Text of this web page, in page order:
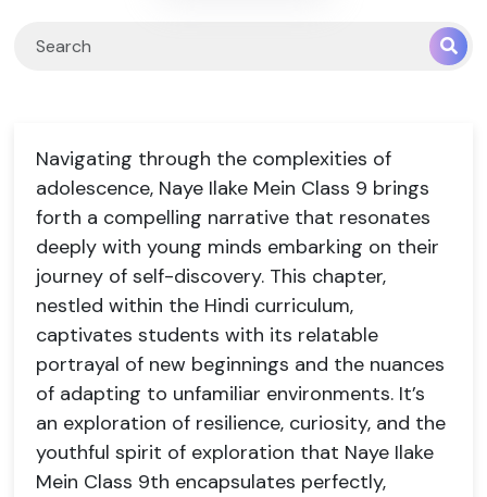
Navigating through the complexities of
adolescence, Naye Ilake Mein Class 9 brings
forth a compelling narrative that resonates
deeply with young minds embarking on their
journey of self-discovery. This chapter,
nestled within the Hindi curriculum,
captivates students with its relatable
portrayal of new beginnings and the nuances
of adapting to unfamiliar environments. It’s
an exploration of resilience, curiosity, and the
youthful spirit of exploration that Naye Ilake
Mein Class 9th encapsulates perfectly,